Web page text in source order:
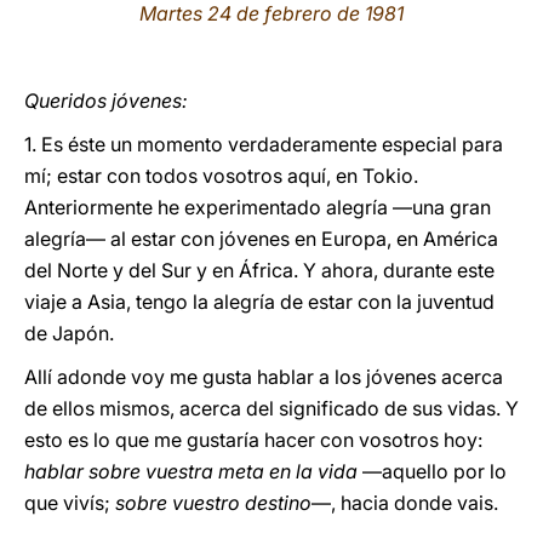
Martes 24 de febrero de 1981
Queridos jóvenes:
1. Es éste un momento verdaderamente especial para
mí; estar con todos vosotros aquí, en Tokio.
Anteriormente he experimentado alegría —una gran
alegría— al estar con jóvenes en Europa, en América
del Norte y del Sur y en África. Y ahora, durante este
viaje a Asia, tengo la alegría de estar con la juventud
de Japón.
Allí adonde voy me gusta hablar a los jóvenes acerca
de ellos mismos, acerca del significado de sus vidas. Y
esto es lo que me gustaría hacer con vosotros hoy:
hablar sobre vuestra meta en la vida —aquello por lo
que vivís; sobre vuestro destino—, hacia donde vais.